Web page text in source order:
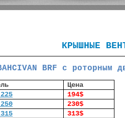
КРЫШНЫЕ
BRF с роторным
Цена
194$
230$
313$